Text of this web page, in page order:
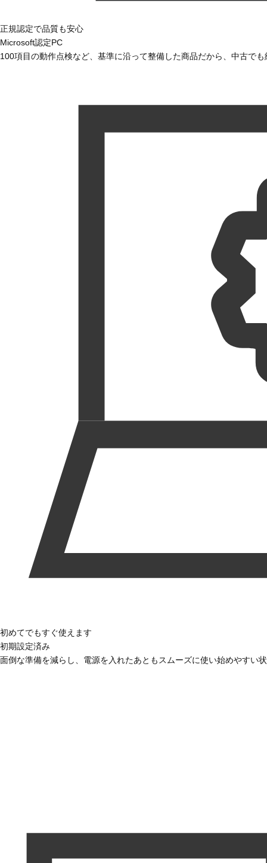
正規認定で品質も安心
Microsoft認定PC
100項目の動作点検など、基準に沿って整備した商品だから、中古で
初めてでもすぐ使えます
初期設定済み
面倒な準備を減らし、電源を入れたあともスムーズに使い始めやすい